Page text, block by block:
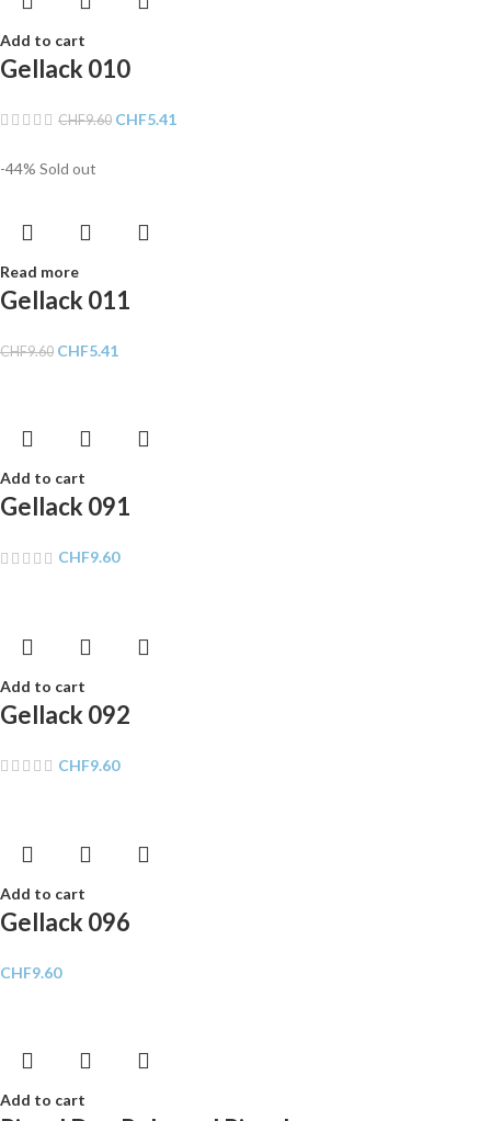
Add to cart
Gellack 010
CHF9.60 CHF5.41
-44% Sold out
Read more
Gellack 011
CHF9.60 CHF5.41
Add to cart
Gellack 091
CHF9.60
Add to cart
Gellack 092
CHF9.60
Add to cart
Gellack 096
CHF9.60
Add to cart